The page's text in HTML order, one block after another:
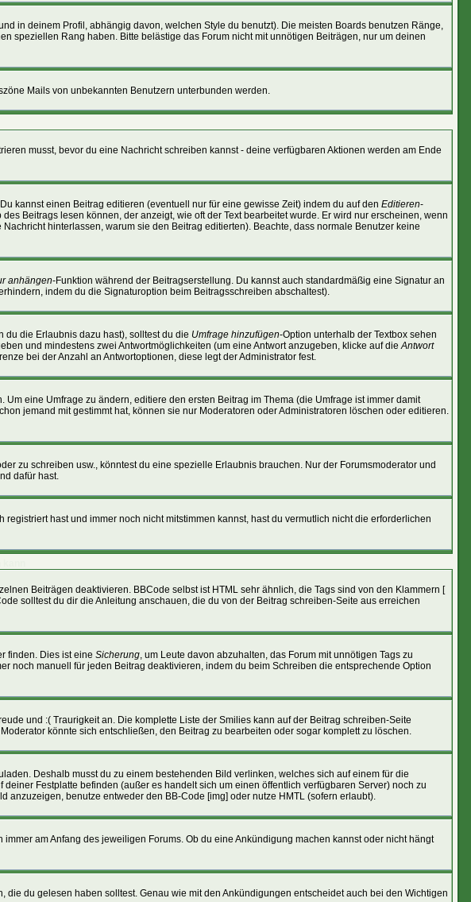
in deinem Profil, abhängig davon, welchen Style du benutzt). Die meisten Boards benutzen Ränge,
speziellen Rang haben. Bitte belästige das Forum nicht mit unnötigen Beiträgen, nur um deinen
Mails von unbekannten Benutzern unterbunden werden.
musst, bevor du eine Nachricht schreiben kannst - deine verfügbaren Aktionen werden am Ende
kannst einen Beitrag editieren (eventuell nur für eine gewisse Zeit) indem du auf den Editieren-
Beitrags lesen können, der anzeigt, wie oft der Text bearbeitet wurde. Er wird nur erscheinen, wenn
hinterlassen, warum sie den Beitrag editierten). Beachte, dass normale Benutzer keine
anhängen-Funktion während der Beitragserstellung. Du kannst auch standardmäßig eine Signatur an
indem du die Signaturoption beim Beitragsschreiben abschaltest).
du die Erlaubnis dazu hast), solltest du die Umfrage hinzufügen-Option unterhalb der Textbox sehen
und mindestens zwei Antwortmöglichkeiten (um eine Antwort anzugeben, klicke auf dieAntwort
bei der Anzahl an Antwortoptionen, diese legt der Administrator fest.
eine Umfrage zu ändern, editiere den ersten Beitrag im Thema (die Umfrage ist immer damit
jemand mit gestimmt hat, können sie nur Moderatoren oder Administratoren löschen oder editieren.
zu schreiben usw., könntest du eine spezielle Erlaubnis brauchen. Nur der Forumsmoderator und
dafür hast.
hast und immer noch nicht mitstimmen kannst, hast du vermutlich nicht die erforderlichen
Beiträgen deaktivieren. BBCode selbst ist HTML sehr ähnlich, die Tags sind von den Klammern [
solltest du dir die Anleitung anschauen, die du von der Beitrag schreiben-Seite aus erreichen
finden. Dies ist eine Sicherung, um Leute davon abzuhalten, das Forum mit unnötigen Tags zu
noch manuell für jeden Beitrag deaktivieren, indem du beim Schreiben die entsprechende Option
und :( Traurigkeit an. Die komplette Liste der Smilies kann auf der Beitrag schreiben-Seite
könnte sich entschließen, den Beitrag zu bearbeiten oder sogar komplett zu löschen.
Deshalb musst du zu einem bestehenden Bild verlinken, welches sich auf einem für die
Festplatte befinden (außer es handelt sich um einen öffentlich verfügbaren Server) noch zu
anzuzeigen, benutze entweder den BB-Code [img] oder nutze HMTL (sofern erlaubt).
am Anfang des jeweiligen Forums. Ob du eine Ankündigung machen kannst oder nicht hängt
du gelesen haben solltest. Genau wie mit den Ankündigungen entscheidet auch bei den Wichtigen